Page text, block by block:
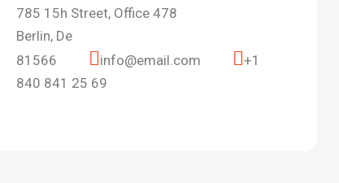
785 15h Street, Office 478
Berlin, De
81566
info@email.com
+1
840 841 25 69